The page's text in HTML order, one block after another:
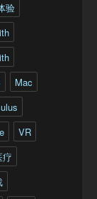
验
Mac
VR
疗